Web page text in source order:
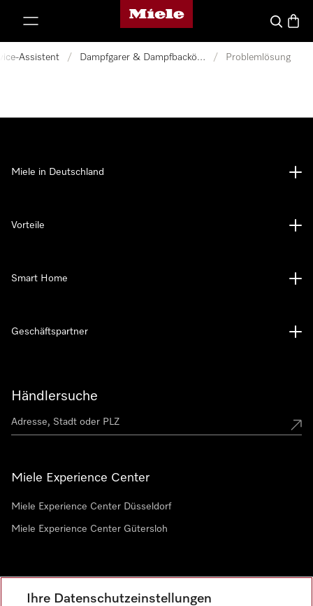
Miele-Homepage
Suche
Assistent / Dampfgarer & Dampfbacköfen / Problemlösung
Händlersuche
Miele Experience Center
Miele Experience Center Düsseldorf
Miele Experience Center Gütersloh
Miele in Deutschland
Vorteile
Smart Home
Geschäftspartner
Ihre Datenschutzeinstellungen